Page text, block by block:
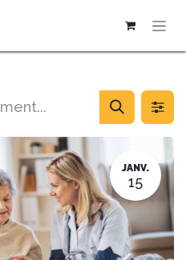
JANV.
15